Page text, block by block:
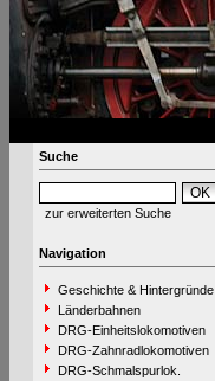
Suche
zur erweiterten Suche
Navigation
Geschichte & Hintergründe
Länderbahnen
DRG-Einheitslokomotiven
DRG-Zahnradlokomotiven
DRG-Schmalspurlok.